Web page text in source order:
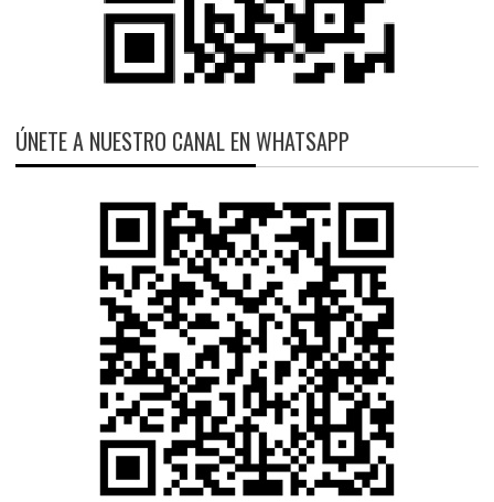
ÚNETE A NUESTRO CANAL EN WHATSAPP